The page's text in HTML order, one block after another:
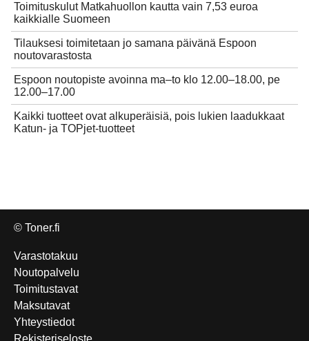
Toimituskulut Matkahuollon kautta vain 7,53 euroa
kaikkialle Suomeen
Tilauksesi toimitetaan jo samana päivänä Espoon
noutovarastosta
Espoon noutopiste avoinna ma–to klo 12.00–18.00, pe
12.00–17.00
Kaikki tuotteet ovat alkuperäisiä, pois lukien laadukkaat
Katun- ja TOPjet-tuotteet
© Toner.fi
Varastotakuu
Noutopalvelu
Toimitustavat
Maksutavat
Yhteystiedot